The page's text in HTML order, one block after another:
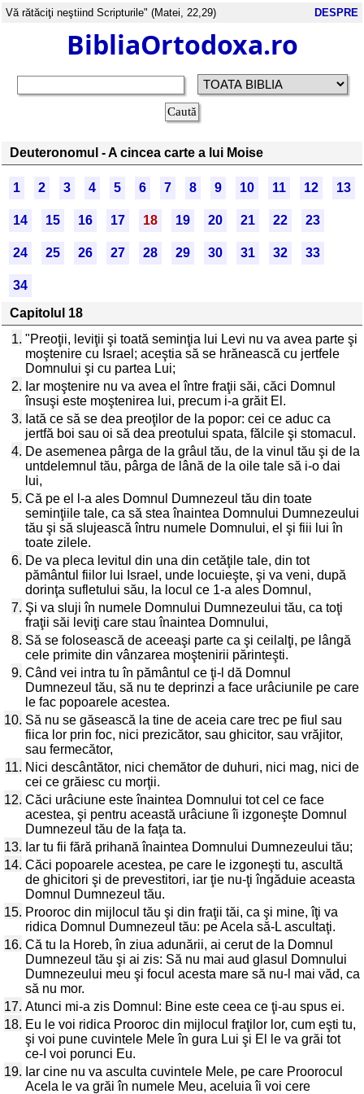
Vă rătăciţi neştiind Scripturile" (Matei, 22,29) DESPRE
BibliaOrtodoxa.ro
Deuteronomul - A cincea carte a lui Moise
1 2 3 4 5 6 7 8 9 10 11 12 13
14 15 16 17 18 19 20 21 22 23
24 25 26 27 28 29 30 31 32 33
34
Capitolul 18
1. "Preoţii, leviţii şi toată seminţia lui Levi nu va avea parte şi
moştenire cu Israel; aceştia să se hrănească cu jertfele
Domnului şi cu partea Lui;
2. Iar moştenire nu va avea el între fraţii săi, căci Domnul
însuşi este moştenirea lui, precum i-a grăit El.
3. Iată ce să se dea preoţilor de la popor: cei ce aduc ca
jertfă boi sau oi să dea preotului spata, fălcile şi stomacul.
4. De asemenea pârga de la grâul tău, de la vinul tău şi de la
untdelemnul tău, pârga de lână de la oile tale să i-o dai
lui,
5. Că pe el l-a ales Domnul Dumnezeul tău din toate
seminţiile tale, ca să stea înaintea Domnului Dumnezeului
tău şi să slujească întru numele Domnului, el şi fiii lui în
toate zilele.
6. De va pleca levitul din una din cetăţile tale, din tot
pământul fiilor lui Israel, unde locuieşte, şi va veni, după
dorinţa sufletului său, la locul ce 1-a ales Domnul,
7. Şi va sluji în numele Domnului Dumnezeului tău, ca toţi
fraţii săi leviţi care stau înaintea Domnului,
8. Să se folosească de aceeaşi parte ca şi ceilalţi, pe lângă
cele primite din vânzarea moştenirii părinteşti.
9. Când vei intra tu în pământul ce ţi-l dă Domnul
Dumnezeul tău, să nu te deprinzi a face urâciunile pe care
le fac popoarele acestea.
10. Să nu se găsească la tine de aceia care trec pe fiul sau
fiica lor prin foc, nici prezicător, sau ghicitor, sau vrăjitor,
sau fermecător,
11. Nici descântător, nici chemător de duhuri, nici mag, nici de
cei ce grăiesc cu morţii.
12. Căci urâciune este înaintea Domnului tot cel ce face
acestea, şi pentru această urâciune îi izgoneşte Domnul
Dumnezeul tău de la faţa ta.
13. Iar tu fii fără prihană înaintea Domnului Dumnezeului tău;
14. Căci popoarele acestea, pe care le izgoneşti tu, ascultă
de ghicitori şi de prevestitori, iar ţie nu-ţi îngăduie aceasta
Domnul Dumnezeul tău.
15. Prooroc din mijlocul tău şi din fraţii tăi, ca şi mine, îţi va
ridica Domnul Dumnezeul tău: pe Acela să-L ascultaţi.
16. Că tu la Horeb, în ziua adunării, ai cerut de la Domnul
Dumnezeul tău şi ai zis: Să nu mai aud glasul Domnului
Dumnezeului meu şi focul acesta mare să nu-l mai văd, ca
să nu mor.
17. Atunci mi-a zis Domnul: Bine este ceea ce ţi-au spus ei.
18. Eu le voi ridica Prooroc din mijlocul fraţilor lor, cum eşti tu,
şi voi pune cuvintele Mele în gura Lui şi El le va grăi tot
ce-I voi porunci Eu.
19. Iar cine nu va asculta cuvintele Mele, pe care Proorocul
Acela le va grăi în numele Meu, aceluia îi voi cere